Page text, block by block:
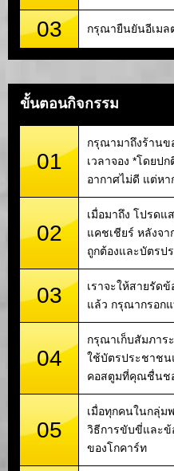
03 กรุณายืนยันอีเมล
ขั้นตอนกิจกรรม
01
กรุณามาถึงร้านข
เวลาจอง *โดยป
อากาศไม่ดี แต่ห
02
เมื่อมาถึง โปรดแ
แคชเชียร์ หลังจ
ถูกต้องและบัตรป
03
เราจะให้สายรัด
แล้ว กรุณากรอก
04
กรุณาเก็บสัมภาร
ใช้บัตรประชาชน
คอสตูมที่คุณชื่นช
05
เมื่อทุกคนในกลุ่ม
วิธีการขับขี่และข้
ของโกคาร์ท